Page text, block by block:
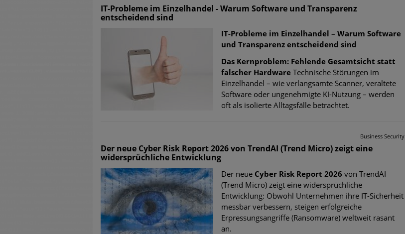
IT-Probleme im Einzelhandel - Warum Software und Transparenz
entscheidend sind
IT-Probleme im Einzelhandel – Warum Software
und Transparenz entscheidend sind
Das Kernproblem: Fehlende Gesamtsicht statt
falscher HardwareTechnische Störungen im
Einzelhandel – wie verlangsamte Scanner, veraltete
Software oder ungenehmigte KI-Nutzung – werden
oft als isolierte Alltagsfälle betrachtet.
Business Security
Der neue Cyber Risk Report 2026 von TrendAI (Trend Micro) zeigt eine
widersprüchliche Entwicklung
Der neue Cyber Risk Report 2026 von TrendAI
(Trend Micro) zeigt eine widersprüchliche
Entwicklung: Obwohl Unternehmen ihre IT-Sicherheit
messbar verbessern, steigen erfolgreiche
Erpressungsangriffe (Ransomware) weltweit rasant
an.